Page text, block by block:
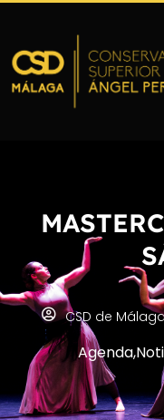
CSD de
Agenda,